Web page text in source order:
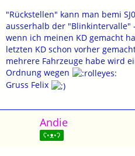
"Rückstellen" kann man bemi
ausserhalb der
wenn ich meinen KD gemacht
letzten KD schon vorher
mehrere Fahrzeuge habe wird
Ordnung wegen
Gruss Felix
Andie
ʕ•ᴥ•ʔ